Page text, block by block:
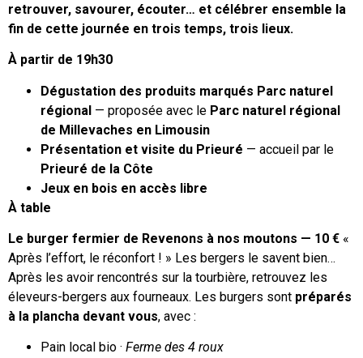
retrouver, savourer, écouter… et célébrer ensemble la
fin de cette journée en trois temps, trois lieux.
À partir de 19h30
Dégustation des produits marqués Parc naturel
régional — proposée avec le Parc naturel régional
de Millevaches en Limousin
Présentation et visite du Prieuré — accueil par le
Prieuré de la Côte
Jeux en bois en accès libre
À table
Le burger fermier de Revenons à nos moutons — 10 € «
Après l’effort, le réconfort ! » Les bergers le savent bien…
Après les avoir rencontrés sur la tourbière, retrouvez les
éleveurs-bergers aux fourneaux. Les burgers sont préparés
à la plancha devant vous, avec :
Pain local bio · Ferme des 4 roux